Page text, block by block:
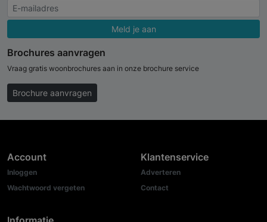
Meld je aan
Brochures aanvragen
Vraag gratis woonbrochures aan in onze brochure service
Brochure aanvragen
Account
Inloggen
Wachtwoord vergeten
Klantenservice
Adverteren
Contact